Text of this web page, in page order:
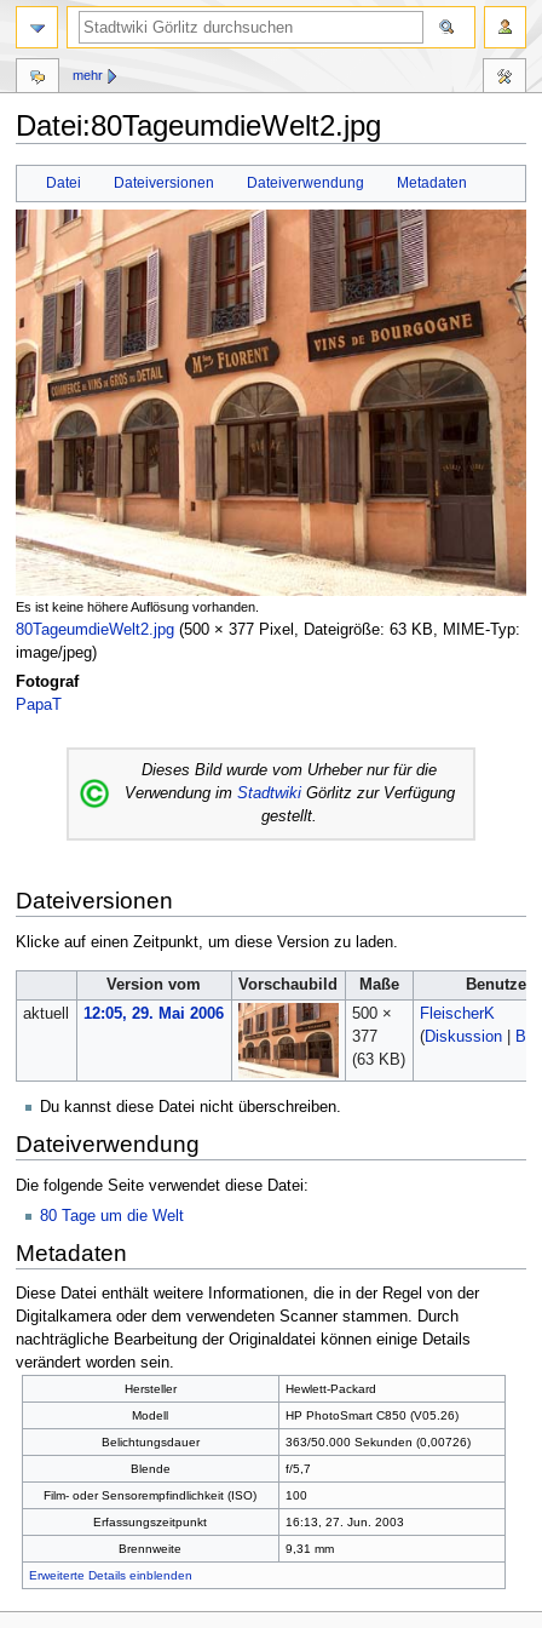
Datei:80TageumdieWelt2.jpg
Navigation
springen
Suche
springen
Datei Dateiversionen Dateiverwendung Metadaten
Es ist keine höhere Auflösung vorhanden.
80TageumdieWelt2.jpg‎ (500 × 377 Pixel, Dateigröße: 63 KB, MIME-Typ:
image/jpeg)
Fotograf
PapaT
Dieses Bild wurde vom Urheber nur für die
Verwendung im StadtwikiGörlitz zur Verfügung
gestellt.
Dateiversionen
Klicke auf einen Zeitpunkt, um diese Version zu laden.
Version vom Vorschaubild Maße
Benutzer
aktuell
12:05, 29. Mai 2006
500 ×
377
(63 KB)
FleischerK
(Diskussion|
Du kannst diese Datei nicht überschreiben.
Dateiverwendung
Die folgende Seite verwendet diese Datei:
80 Tage um die Welt
Metadaten
Diese Datei enthält weitere Informationen, die in der Regel von der
Digitalkamera oder dem verwendeten Scanner stammen. Durch
nachträgliche Bearbeitung der Originaldatei können einige Details
verändert worden sein.
Hersteller
Hewlett-Packard
Modell
HP PhotoSmart C850 (V05.26)
Belichtungsdauer
363/50.000 Sekunden (0,00726)
Blende
f/5,7
Film- oder Sensorempfindlichkeit (ISO)
100
Erfassungszeitpunkt
16:13, 27. Jun. 2003
Brennweite
9,31 mm
Erweiterte Details einblenden
mehr